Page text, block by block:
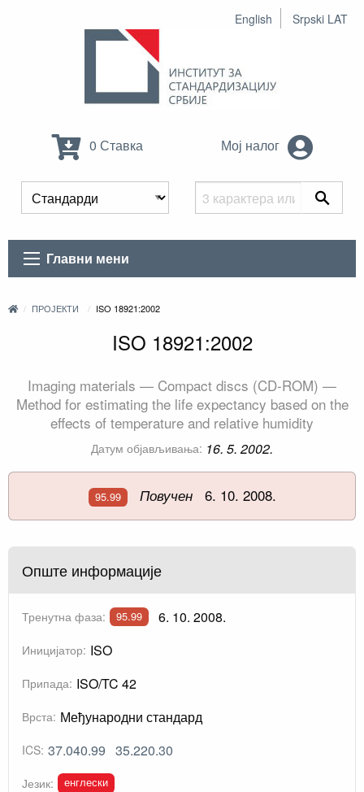
English Srpski LAT
0 Ставка Мој налог
Главни мени
ПРОЈЕКТИ ISO 18921:2002
ISO 18921:2002
Imaging materials — Compact discs (CD-ROM) —
Method for estimating the life expectancy based on the
effects of temperature and relative humidity
Датум објављивања: 16. 5. 2002.
95.99 Повучен6. 10. 2008.
Опште информације
Тренутна фаза: 95.99 6. 10. 2008.
Иницијатор: ISO
Припада: ISO/TC 42
Врста: Међународни стандард
ICS: 37.040.99 35.220.30
Језик: енглески